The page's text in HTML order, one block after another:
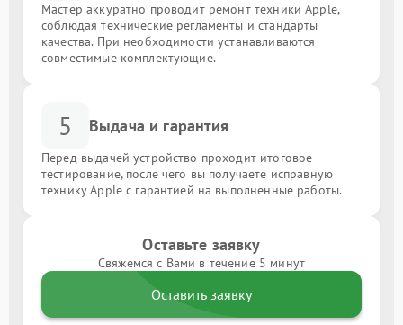
Мастер аккуратно проводит ремонт техники Apple,
соблюдая технические регламенты и стандарты
качества. При необходимости устанавливаются
совместимые комплектующие.
5 Выдача и гарантия
Перед выдачей устройство проходит итоговое
тестирование, после чего вы получаете исправную
технику Apple с гарантией на выполненные работы.
Оставьте заявку
Свяжемся с Вами в течение 5 минут
Оставить заявку